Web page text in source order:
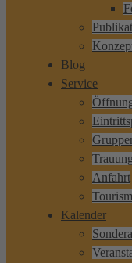
Blog
Service
Anfahrt
Kalender